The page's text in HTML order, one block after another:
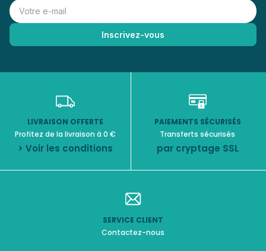
LIVRAISON OFFERTE
Profitez de la livraison à 0 €
> Voir les conditions
PAIEMENTS SÉCURISÉS
Transferts sécurisés
par cryptage SSL
SERVICE CLIENT
Contactez-nous